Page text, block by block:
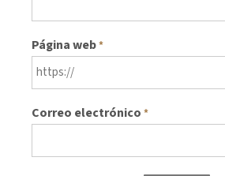
Página web*
Correo electrónico *